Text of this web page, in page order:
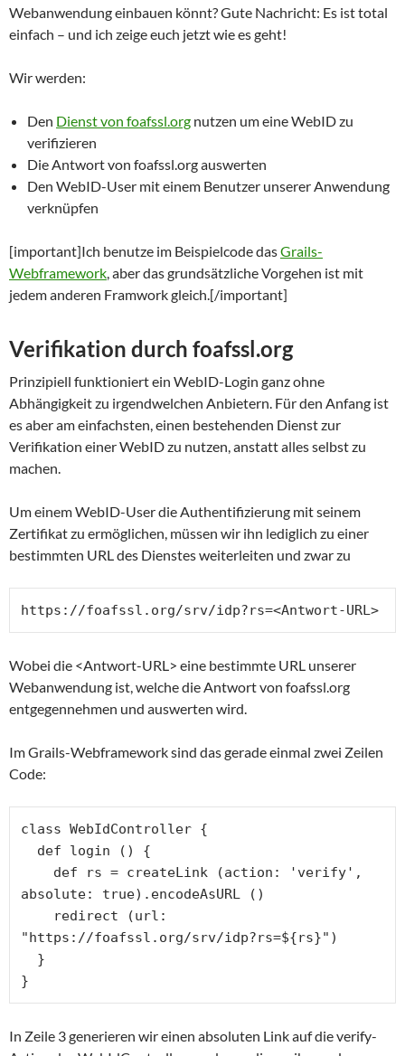
Webanwendung einbauen könnt? Gute Nachricht: Es ist total
einfach – und ich zeige euch jetzt wie es geht!
Wir werden:
Den Dienst von foafssl.org nutzen um eine WebID zu
verifizieren
Die Antwort von foafssl.org auswerten
Den WebID-User mit einem Benutzer unserer Anwendung
verknüpfen
[important]Ich benutze im Beispielcode dasGrails-
Webframework , aber das grundsätzliche Vorgehen ist mit
jedem anderen Framwork gleich.[/important]
Verifikation durch foafssl.org
Prinzipiell funktioniert ein WebID-Login ganz ohne
Abhängigkeit zu irgendwelchen Anbietern. Für den Anfang ist
es aber am einfachsten, einen bestehenden Dienst zur
Verifikation einer WebID zu nutzen, anstatt alles selbst zu
machen.
Um einem WebID-User die Authentifizierung mit seinem
Zertifikat zu ermöglichen, müssen wir ihn lediglich zu einer
bestimmten URL des Dienstes weiterleiten und zwar zu
https://foafssl.org/srv/idp?rs=<Antwort-URL>
Wobei die <Antwort-URL> eine bestimmte URL unserer
Webanwendung ist, welche die Antwort von foafssl.org
entgegennehmen und auswerten wird.
Im Grails-Webframework sind das gerade einmal zwei Zeilen
Code:
class WebIdController {
absolute: true).encodeAsURL ()
"https://foafssl.org/srv/idp?rs=${rs}")
}
In Zeile 3 generieren wir einen absoluten Link auf die verify-